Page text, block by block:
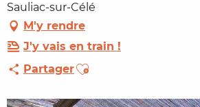
Sauliac-sur-Célé
M'y rendre
J'y vais en train !
PartagerAjouter aux favoris